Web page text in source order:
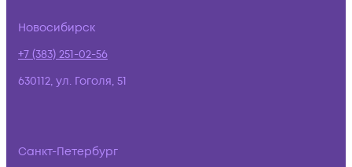
Новосибирск
+7 (383) 251-02-56
630112, ул. Гоголя, 51
Санкт-Петербург